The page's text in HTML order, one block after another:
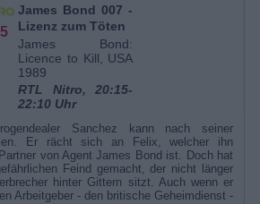
James Bond 007 -
Lizenz zum Töten
James Bond:
Licence to Kill, USA
1989
RTL Nitro, 20:15-
22:10 Uhr
Sanchez kann nach seiner
Er rächt sich an Felix, welcher ihn
von Agent James Bond ist. Doch hat
Feind gemacht, der nicht länger
hinter Gittern sitzt. Auch wenn er
Arbeitgeber - den britische Geheimdienst -